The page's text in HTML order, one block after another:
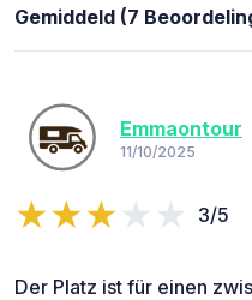
Gemiddeld (7
Emmaontour
11/10/2025
3/5
Der Platz ist für einen